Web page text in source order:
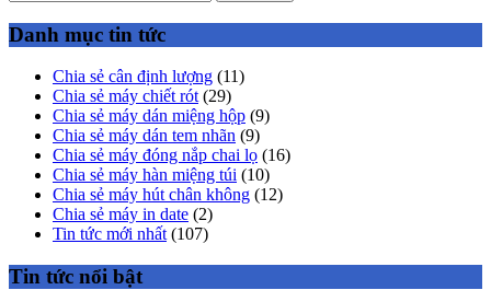
Danh mục tin tức
Chia sẻ cân định lượng (11)
Chia sẻ máy chiết rót (29)
Chia sẻ máy dán miệng hộp (9)
Chia sẻ máy dán tem nhãn (9)
Chia sẻ máy đóng nắp chai lọ (16)
Chia sẻ máy hàn miệng túi (10)
Chia sẻ máy hút chân không (12)
Chia sẻ máy in date (2)
Tin tức mới nhất (107)
Tin tức nổi bật